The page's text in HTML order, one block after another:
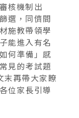
核機制出
選，同儕間
施教帶領學
能進入有名
何準備」感
見的考試題
末再帶大家瞭
位家長引導